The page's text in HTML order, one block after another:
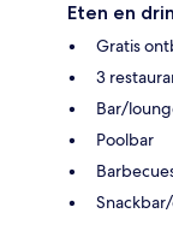
Eten en
Gratis
3
Bar/
Poolbar